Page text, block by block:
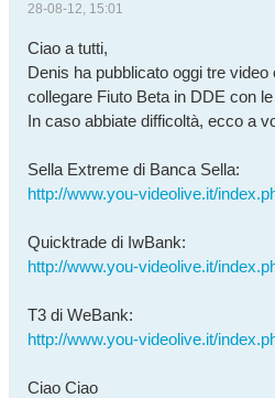
28-08-12, 15:01
Ciao a tutti,
Denis ha pubblicato oggi tre
collegare Fiuto Beta in DDE con
In caso abbiate difficoltà, ecco a
Sella Extreme di Banca Sella:
http://www.you-videolive.it/
Quicktrade di IwBank:
http://www.you-videolive.it/
T3 di WeBank:
http://www.you-videolive.it/
Ciao Ciao